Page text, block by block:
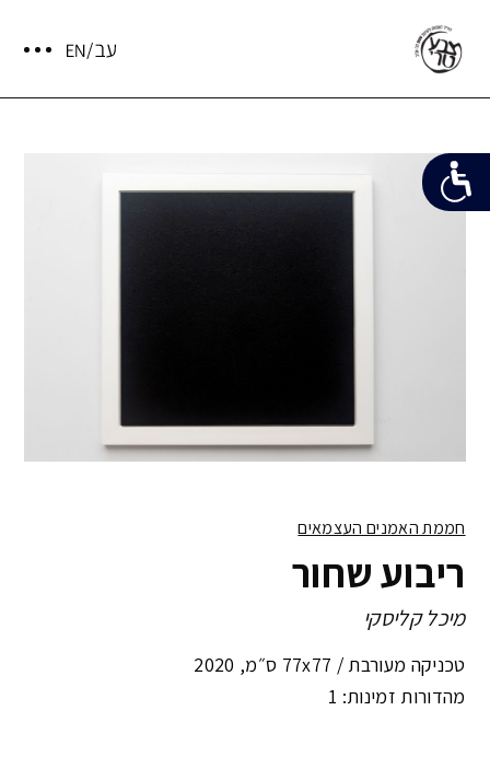
חממת האמנים העצמאים
ריבוע שחור
מיכל קליסקי
טכניקה מעורבת / 77x77 ס״מ ,
מהדורות זמינות: 1